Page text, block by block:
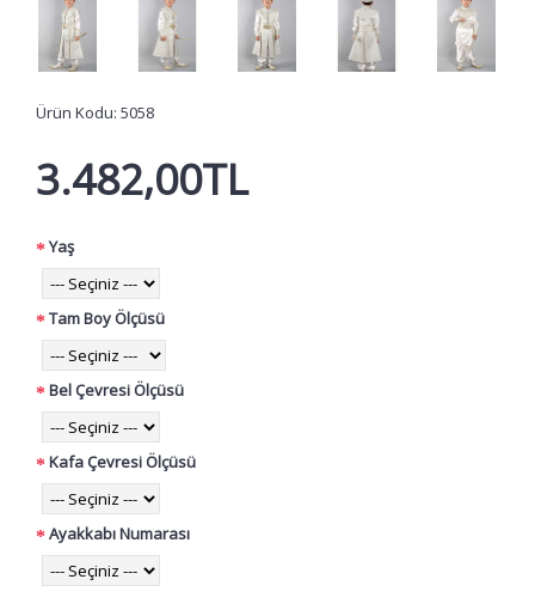
Ürün Kodu: 5058
3.482,00TL
Yaş
Tam Boy Ölçüsü
Bel Çevresi Ölçüsü
Kafa Çevresi Ölçüsü
Ayakkabı Numarası